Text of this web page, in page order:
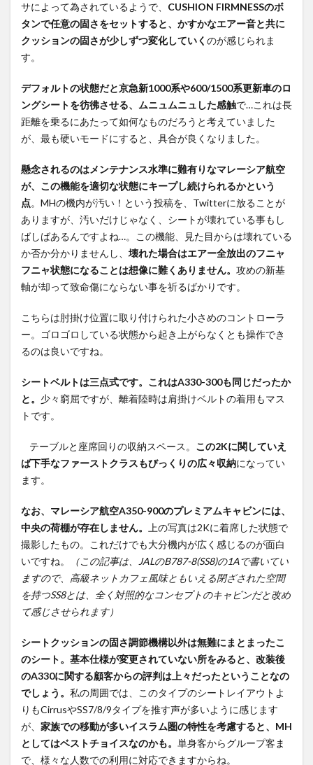
サによって為されているようで、 CUSHION FIRMNESSのボ
タンで任意の固さをセットすると、かすかなエアー音と共に
クッションの固さが少しずつ変化していく のが感じられま
す。
デフォルトの状態だと京急新1000系や600/1500系更新車のロ
ングシートを彷彿させる、ムニュムニュした感触で…これは長
距離を乗るにあたって如何なものだろうと考えていました
が、最も硬いモードにすると、具合が良くなりました。
懸念されるのはメンテナンス水準に難有りなマレーシア航空
が、この機能を適切な状態にキープし続けられるかという
点。MHの機内が汚い！という投稿を、Twitterに放ることが
ありますが、汚いだけじゃなく、シートが壊れている事もし
ばしばあるんですよね…。この機能、見た目からは壊れている
か否か分かりませんし、 壊れた場合はエアー全放出のフニャ
フニャ状態になることは想像に難くありません。 攻めの新基
軸が却って致命傷にならない事を祈るばかりです。
こちらは肘掛け位置に取り付けられた小さめのコントローラ
ー。ゴロゴロしている状態から起き上がらなくとも操作でき
るのは良いですね。
シートベルトは三点式です。これはA330-300も同じだったか
と。 少々窮屈ですが、離着陸時は肩掛けベルトの着用もマス
トです。
テーブルと座席回りの収納スペース。 この2Kに関していえ
ば下手なファーストクラスもびっくりの広々収納になってい
ます。
なお、マレーシア航空A350-900のプレミアムキャビンには、
中央の荷棚が存在しません。
上の写真は2Kに着席した状態で
撮影したもの。これだけでも大分機内が広く感じるのが面白
いですね。
（この記事は、JALのB787-8(SS8)の1Aで書いてい
ますので、高級ネットカフェ風味ともいえる閉ざされた空間
を持つSS8とは、全く対照的なコンセプトのキャビンだと改め
て感じさせられます）
シートクッションの固さ調節機構以外は無難にまとまったこ
のシート。基本仕様が変更されていない所をみると、改装後
のA330に関する顧客からの評判は上々だったということなの
でしょう。 私の周囲では、このタイプのシートレイアウトよ
りもCirrusやSS7/8/9タイプを推す声が多いように感じます
が、 家族での移動が多いイスラム圏の特性を考慮すると、MH
としてはベストチョイスなのかも。 単身客からグループ客ま
で、様々な人数での利用に対応できますからね。